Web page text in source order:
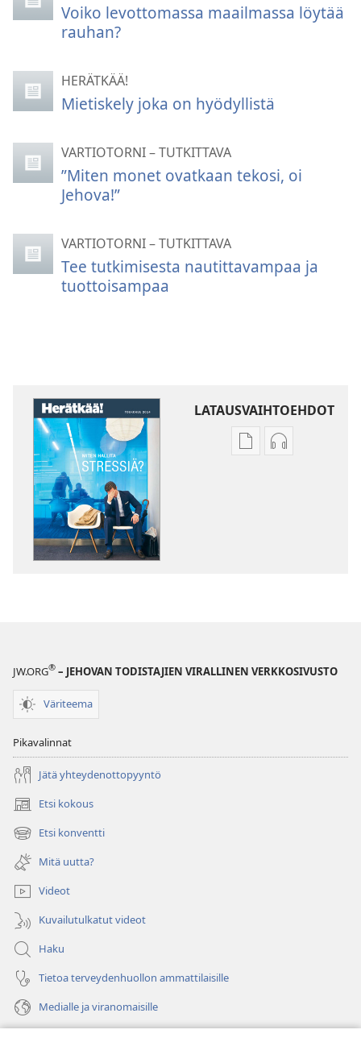
Voiko levottomassa maailmassa löytää
rauhan?
HERÄTKÄÄ!
Mietiskely joka on hyödyllistä
VARTIOTORNI – TUTKITTAVA
”Miten monet ovatkaan tekosi, oi
Jehova!”
VARTIOTORNI – TUTKITTAVA
Tee tutkimisesta nautittavampaa ja
tuottoisampaa
LATAUSVAIHTOEHDOT
JulkaisujenÄänitteiden
JW.ORG® – JEHOVAN TODISTAJIEN VIRALLINEN VERKKOSIVUSTO
Väriteema
Pikavalinnat
Jätä yhteydenottopyyntö
Etsi kokous
(avaa
uuden
ikkunan)
Etsi konventti
(avaa
uuden
ikkunan)
Mitä uutta?
Videot
Kuvailutulkatut videot
Haku
Tietoa terveydenhuollon ammattilaisille
Medialle ja viranomaisille